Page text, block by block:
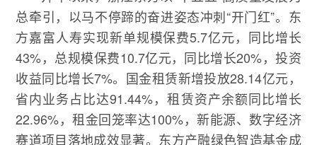
总牵引，以马不停蹄的奋进姿态冲刺“开门红”。东
方嘉富人寿实现新单规模保费5.7亿元，同比增长
43%，总规模保费10.7亿元，同比增长20%，投资
收益同比增长7%。国金租赁新增投放28.14亿元，
省内业务占比达91.44%，租赁资产余额同比增长
22.96%，租金回笼率达100%，新能源、数字经济
赛道项目落地成效显著。东方产融绿色智造基金成